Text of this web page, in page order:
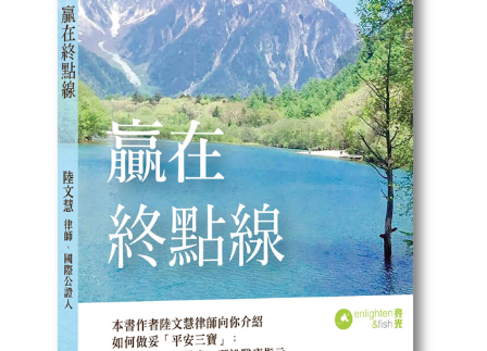
「此時此地 看見亮光」2025特展
網上書店
聯絡我們+郵費
海外訂購書籍